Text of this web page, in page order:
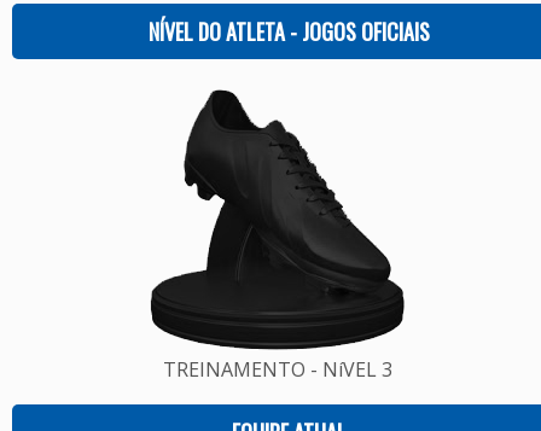
NÍVEL DO ATLETA - JOGOS OFICIAIS
TREINAMENTO - NíVEL 3